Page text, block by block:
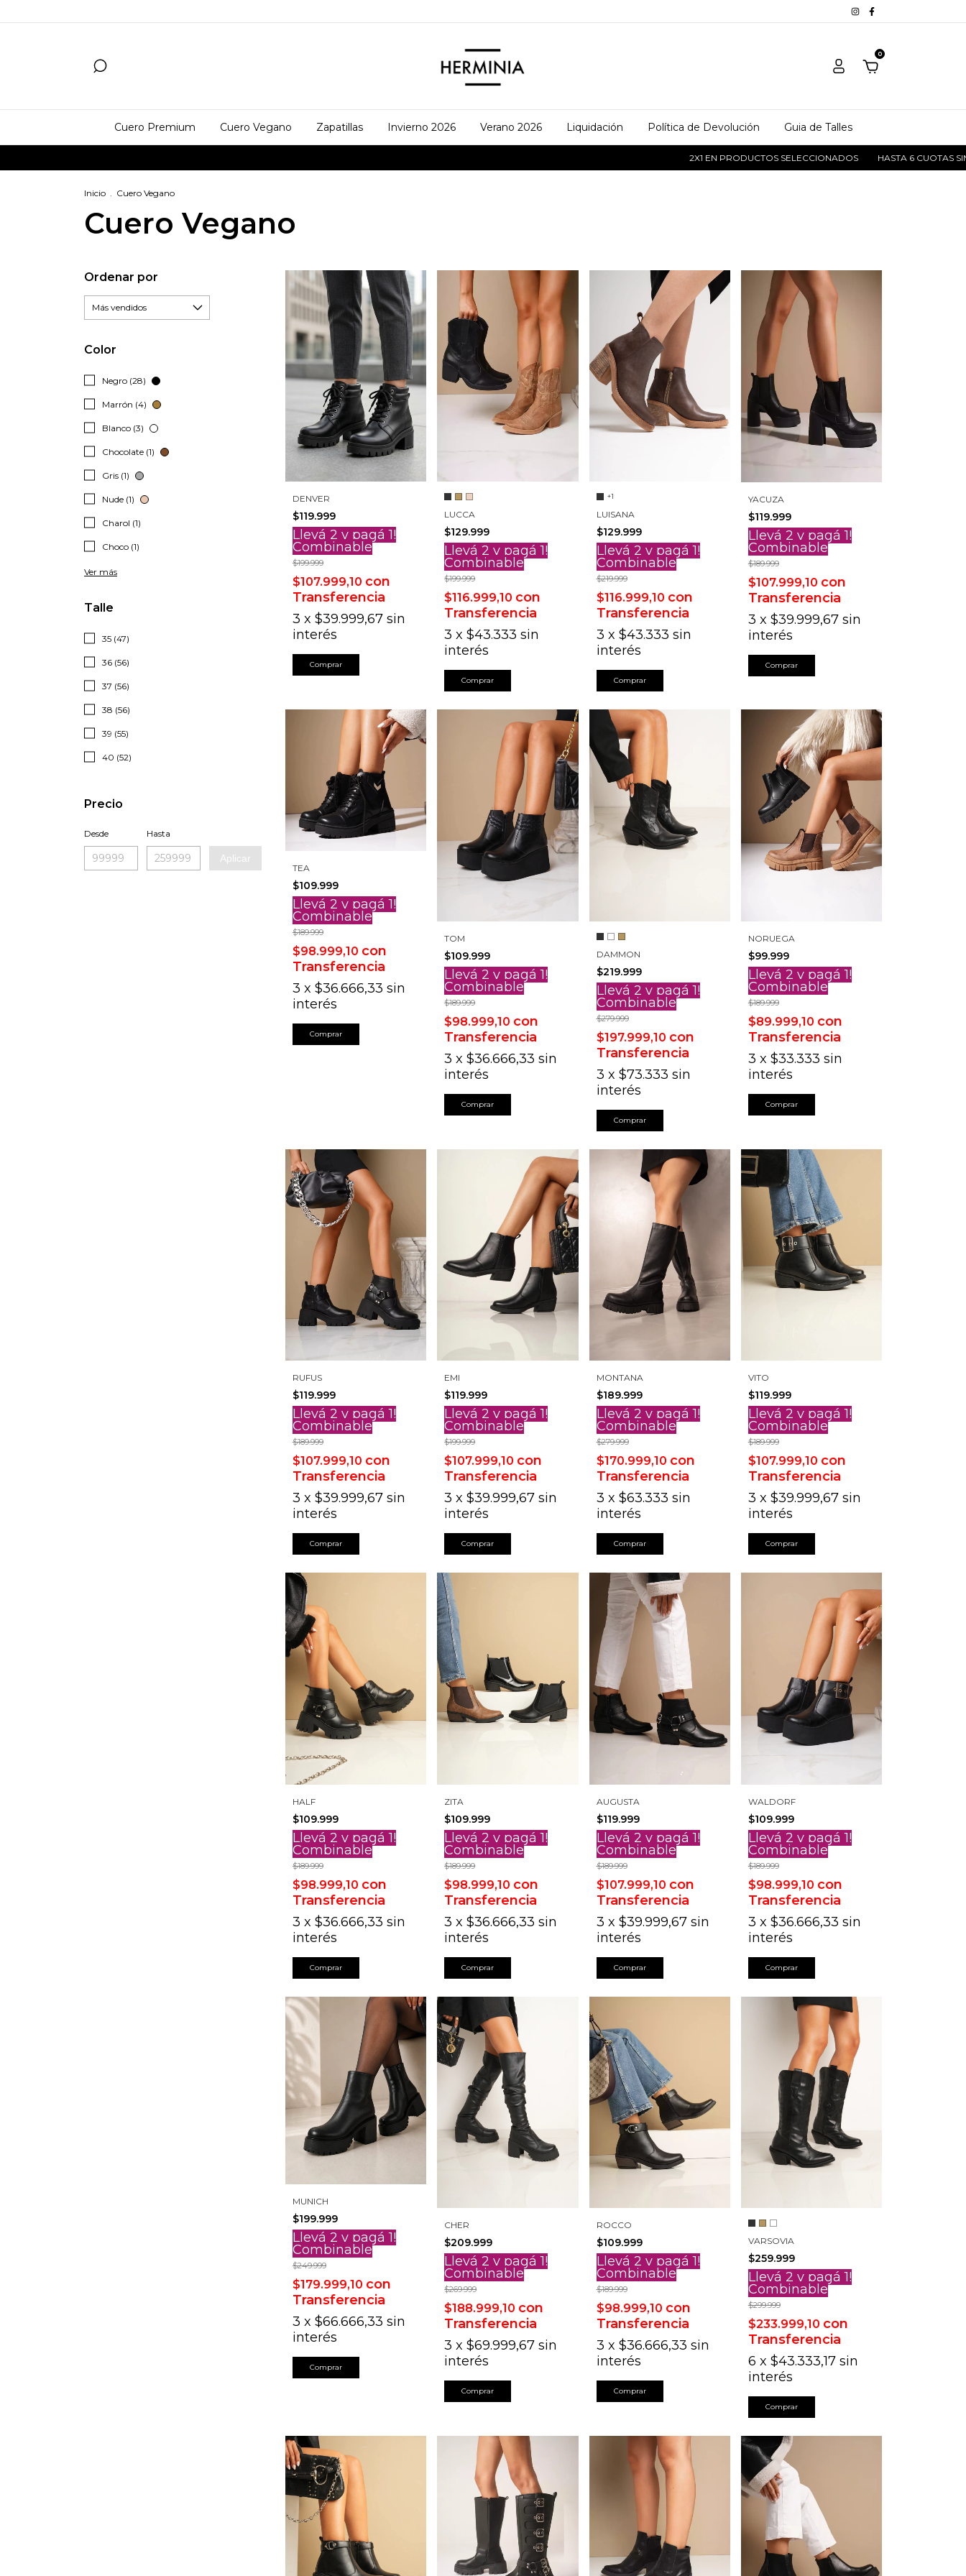
0
Cuero Premium Cuero Vegano Zapatillas Invierno 2026 Verano 2026 Liquidación Política de Devolución Guia de Talles
2X1 EN PRODUCTOS SELECCIONADOS HASTA 6 CUOTAS SIN INTERÉS
Inicio . Cuero Vegano
Cuero Vegano
Ordenar por
Color
Negro (28)
Marrón (4)
Blanco (3)
Chocolate (1)
Gris (1)
Nude (1)
Charol (1)
Choco (1)
Ver más
Talle
35 (47)
36 (56)
37 (56)
38 (56)
39 (55)
40 (52)
Precio
Desde Hasta
Aplicar
DENVER
$119.999
Llevá 2 y pagá 1!
Combinable
$199.999
$107.999,10 con
Transferencia
3 x $39.999,67 sin
interés
Comprar
LUCCA
$129.999
Llevá 2 y pagá 1!
Combinable
$199.999
$116.999,10 con
Transferencia
3 x$43.333 sin
interés
Comprar
+1
LUISANA
$129.999
Llevá 2 y pagá 1!
Combinable
$219.999
$116.999,10 con
Transferencia
3 x $43.333 sin
interés
Comprar
YACUZA
$119.999
Llevá 2 y pagá 1!
Combinable
$189.999
$107.999,10 con
Transferencia
3 x $39.999,67 sin
interés
Comprar
TEA
$109.999
Llevá 2 y pagá 1!
Combinable
$189.999
$98.999,10 con
Transferencia
3 x $36.666,33 sin
interés
Comprar
TOM
$109.999
Llevá 2 y pagá 1!
Combinable
$189.999
$98.999,10 con
Transferencia
3 x$36.666,33 sin
interés
Comprar
DAMMON
$219.999
Llevá 2 y pagá 1!
Combinable
$279.999
$197.999,10 con
Transferencia
3 x $73.333 sin
interés
Comprar
NORUEGA
$99.999
Llevá 2 y pagá 1!
Combinable
$189.999
$89.999,10 con
Transferencia
3 x $33.333 sin
interés
Comprar
RUFUS
$119.999
Llevá 2 y pagá 1!
Combinable
$189.999
$107.999,10 con
Transferencia
3 x $39.999,67 sin
interés
Comprar
EMI
$119.999
Llevá 2 y pagá 1!
Combinable
$199.999
$107.999,10 con
Transferencia
3 x$39.999,67 sin
interés
Comprar
MONTANA
$189.999
Llevá 2 y pagá 1!
Combinable
$279.999
$170.999,10 con
Transferencia
3 x $63.333 sin
interés
Comprar
VITO
$119.999
Llevá 2 y pagá 1!
Combinable
$189.999
$107.999,10 con
Transferencia
3 x $39.999,67 sin
interés
Comprar
HALF
$109.999
Llevá 2 y pagá 1!
Combinable
$189.999
$98.999,10 con
Transferencia
3 x $36.666,33 sin
interés
Comprar
ZITA
$109.999
Llevá 2 y pagá 1!
Combinable
$189.999
$98.999,10 con
Transferencia
3 x$36.666,33 sin
interés
Comprar
AUGUSTA
$119.999
Llevá 2 y pagá 1!
Combinable
$189.999
$107.999,10 con
Transferencia
3 x $39.999,67 sin
interés
Comprar
WALDORF
$109.999
Llevá 2 y pagá 1!
Combinable
$189.999
$98.999,10 con
Transferencia
3 x $36.666,33 sin
interés
Comprar
MUNICH
$199.999
Llevá 2 y pagá 1!
Combinable
$249.999
$179.999,10 con
Transferencia
3 x $66.666,33 sin
interés
Comprar
CHER
$209.999
Llevá 2 y pagá 1!
Combinable
$269.999
$188.999,10 con
Transferencia
3 x$69.999,67 sin
interés
Comprar
ROCCO
$109.999
Llevá 2 y pagá 1!
Combinable
$189.999
$98.999,10 con
Transferencia
3 x $36.666,33 sin
interés
Comprar
VARSOVIA
$259.999
Llevá 2 y pagá 1!
Combinable
$299.999
$233.999,10 con
Transferencia
6 x $43.333,17 sin
interés
Comprar